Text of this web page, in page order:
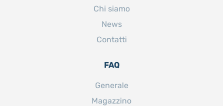
Chi siamo
News
Contatti
FAQ
Generale
Magazzino